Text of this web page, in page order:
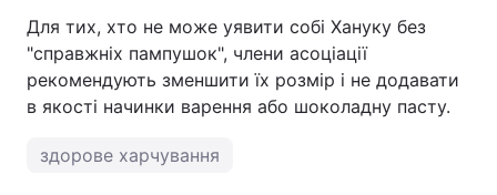
Тема оформлення
Для тих, хто не може уявити собі Хануку без
"справжніх пампушок", члени асоціації
рекомендують зменшити їх розмір і не додавати
в якості начинки варення або шоколадну пасту.
здорове харчування